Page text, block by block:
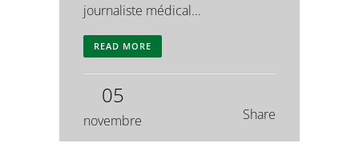
journaliste médical...
READ MORE
05
novembre Share